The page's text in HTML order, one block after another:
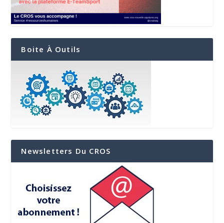
Boite À Outils
Newsletters Du CROS